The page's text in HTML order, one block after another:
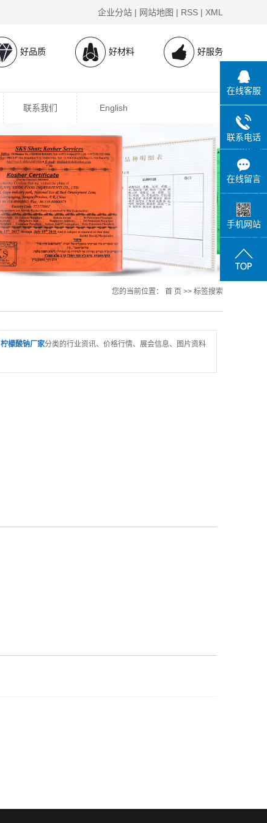
企业分站 | 网站地图 | RSS | XML
好品质 好材料 好服务
联系我们 English
您的当前位置： 首 页 >> 标签搜索
柠檬酸钠厂家分类的行业资讯、价格行情、展会信息、图片资料
在线客服
联系电话
在线留言
手机网站